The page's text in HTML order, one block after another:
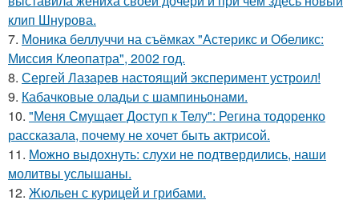
клип Шнурова.
7. Моника беллуччи на съёмках "Астерикс и Обеликс:
Миссия Клеопатра", 2002 год.
8. Сергей Лазарев настоящий эксперимент устроил!
9. Кабачковые оладьи с шампиньонами.
10. "Меня Смущает Доступ к Телу": Регина тодоренко
рассказала, почему не хочет быть актрисой.
11. Можно выдохнуть: слухи не подтвердились, наши
молитвы услышаны.
12. Жюльен с курицей и грибами.